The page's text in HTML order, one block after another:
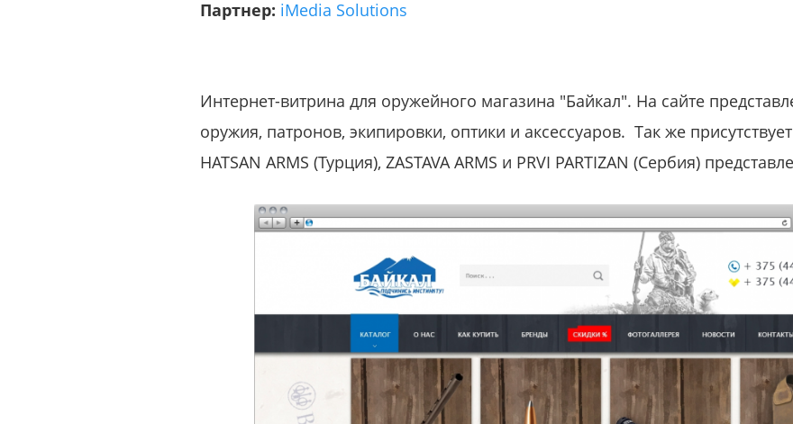
Партнер: iMedia Solutions
Интернет-витрина для оружейного магазина "Байкал". На сайте
оружия, патронов, экипировки, оптики и аксессуаров. Так же
HATSAN ARMS (Турция), ZASTAVA ARMS и PRVI PARTIZAN (Сербия)